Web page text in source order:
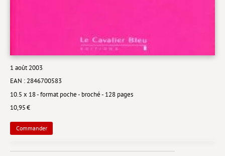
Géopolitique de…
Idées Reçues
Lieux de…
1 août 2003
EAN : 2846700583
10.5 x 18 - format poche - broché - 128 pages
10,95 €
Commander